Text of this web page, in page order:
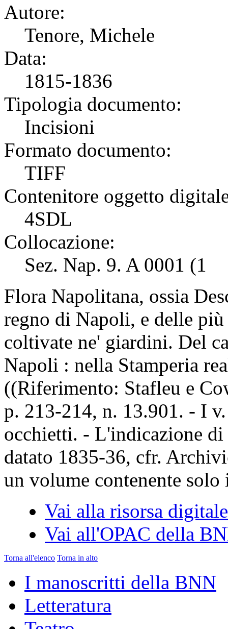
Autore:
Tenore, Michele
Data:
1815-1836
Tipologia documento:
Incisioni
Formato documento:
TIFF
Contenitore oggetto
4SDL
Collocazione:
Sez. Nap. 9. A 0001 (1
Flora Napolitana, ossia
regno di Napoli, e delle più
coltivate ne' giardini. Del
Napoli : nella Stamperia
((Riferimento: Stafleu e
p. 213-214, n. 13.901. - I
occhietti. - L'indicazione
datato 1835-36, cfr.
un volume contenente
Vai alla risorsa digitale
Vai all'OPAC della
Torna all'elenco Torna in alto
I manoscritti della BNN
Letteratura